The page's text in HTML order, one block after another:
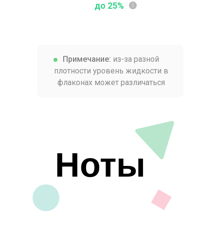
до 25%
Примечание: из-за разной
плотности уровень жидкости в
флаконах может различаться
Ноты